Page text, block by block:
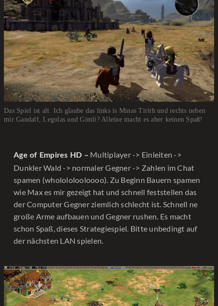
Das Spiel ist alt. Ich glaube das links is Minas Tirith und rechts neben
mir Gandalf, Legolas und Gimli? Alleine macht es aber keinen Spaß!
Age of Empires HD – Multiplayer -> Einleiten ->
Dunkler Wald -> normaler Gegner -> Zahlen im Chat
spamen (wholololooloooo). Zu Beginn Bauern spamen
wie Max es mir gezeigt hat und schnell feststellen das
der Computer Gegner ziemlich schlecht ist. Schnell ne
große Arme aufbauen und Gegner rushen. Es macht
schon Spaß, dieses Strategiespiel. Bitte unbedingt auf
der nächsten LAN spielen.